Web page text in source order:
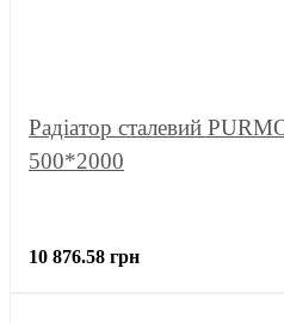
Радіатор сталевий
500*2000
10 876.58 грн